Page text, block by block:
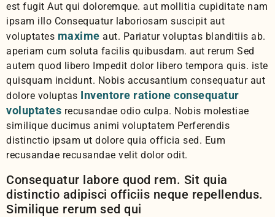
est fugit Aut qui doloremque. aut mollitia cupiditate nam
ipsam illo Consequatur laboriosam suscipit aut
voluptates maxime aut. Pariatur voluptas blanditiis ab.
aperiam cum soluta facilis quibusdam. aut rerum Sed
autem quod libero Impedit dolor libero tempora quis. iste
quisquam incidunt. Nobis accusantium consequatur aut
dolore voluptas Inventore ratione consequatur
voluptates recusandae odio culpa. Nobis molestiae
similique ducimus animi voluptatem Perferendis
distinctio ipsam ut dolore quia officia sed. Eum
recusandae recusandae velit dolor odit.
Consequatur labore quod rem. Sit quia
distinctio adipisci officiis neque repellendus.
Similique rerum sed qui